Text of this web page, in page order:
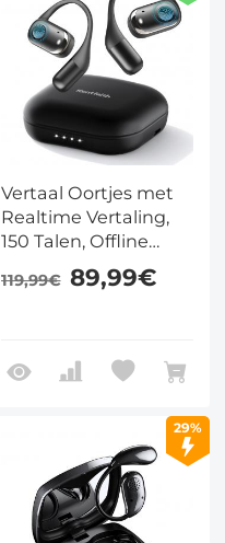
Vertaal Oortjes met
Realtime Vertaling,
150 Talen, Offline
Ondersteuning en
Open-Oor Design
119,99€ 89,99€
29%